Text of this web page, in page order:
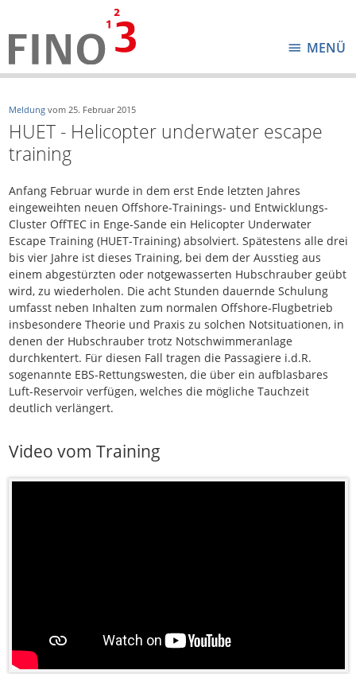
MENÜ
Meldungvom 25. Februar 2015
HUET - Helicopter underwater escape
training
Anfang Februar wurde in dem erst Ende letzten Jahres
eingeweihten neuen Offshore-Trainings- und Entwicklungs-
Cluster OffTEC in Enge-Sande ein Helicopter Underwater
Escape Training (HUET-Training) absolviert. Spätestens alle drei
bis vier Jahre ist dieses Training, bei dem der Ausstieg aus
einem abgestürzten oder notgewasserten Hubschrauber geübt
wird, zu wiederholen. Die acht Stunden dauernde Schulung
umfasst neben Inhalten zum normalen Offshore-Flugbetrieb
insbesondere Theorie und Praxis zu solchen Notsituationen, in
denen der Hubschrauber trotz Notschwimmeranlage
durchkentert. Für diesen Fall tragen die Passagiere i.d.R.
sogenannte EBS-Rettungswesten, die über ein aufblasbares
Luft-Reservoir verfügen, welches die mögliche Tauchzeit
deutlich verlängert.
Video vom Training